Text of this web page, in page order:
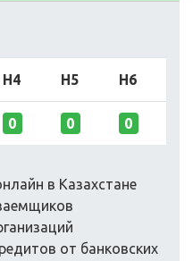
H4 H5 H6
0 0 0
в Казахстане
от банковских